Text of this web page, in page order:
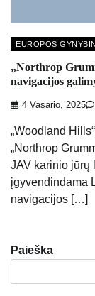
EUROPOS
„Northrop
navigacijos
4 Vasario, 2025
„Woodland
„Northrop
JAV karinio jūrų
įgyvendindama
navigacijos […]
Paieška